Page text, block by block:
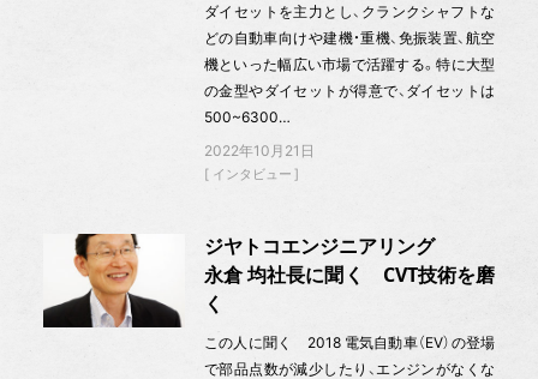
ダイセットを主力とし、クランクシャフトな
どの自動車向けや建機・重機、免振装置、航空
機といった幅広い市場で活躍する。特に大型
の金型やダイセットが得意で、ダイセットは
500~6300…
2022年10月21日
インタビュー
ジヤトコエンジニアリング
永倉 均社長に聞く CVT技術を磨
く
この人に聞く 2018 電気自動車（EV）の登場
で部品点数が減少したり、エンジンがなくな